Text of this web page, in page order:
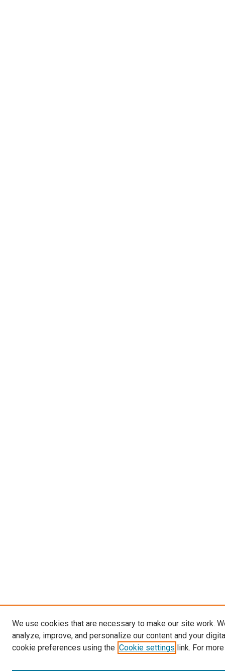
We use cookies that are necessary to make our site work.
analyze, improve, and personalize our content and your
cookie preferences using the Cookie settings link. For